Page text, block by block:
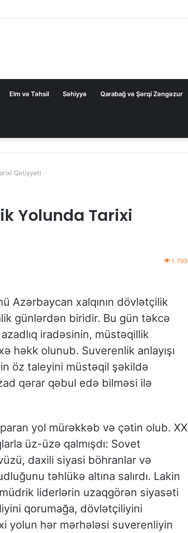
təbrik etdi
Elm və Təhsil Səhiyyə Qarabağ və Şərqi Zəngəzur
Qətiyyəti
Yolunda Tarixi
1. 793
Azərbaycan xalqının dövlətçilik
günlərdən biridir. Bu gün təkcə
iradəsinin, müstəqillik
həkk olunub. Suverenlik anlayışı
öz taleyini müstəqil şəkildə
qərar qəbul edə bilməsi ilə
yol mürəkkəb və çətin olub. XX
üz-üzə qalmışdı: Sovet
daxili siyasi böhranlar və
təhlükə altına salırdı. Lakin
liderlərin uzaqgörən siyasəti
qorumağa, dövlətçiliyini
yolun hər mərhələsi suverenliyin